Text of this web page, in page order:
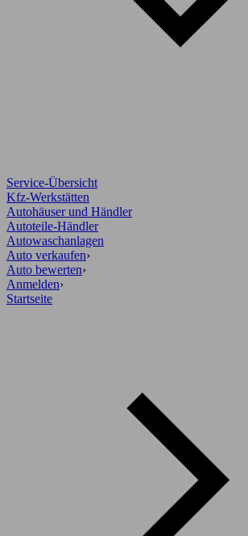
Service-Übersicht
Kfz-Werkstätten
Autohäuser und Händler
Autoteile-Händler
Autowaschanlagen
Auto verkaufen›
Auto bewerten›
Anmelden›
Startseite